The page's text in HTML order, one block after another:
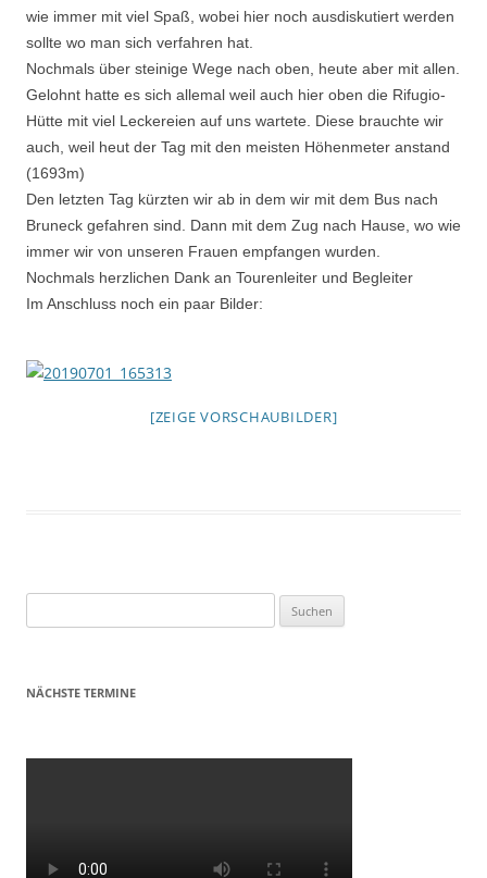
wie immer mit viel Spaß, wobei hier noch ausdiskutiert werden
sollte wo man sich verfahren hat.
Nochmals über steinige Wege nach oben, heute aber mit allen.
Gelohnt hatte es sich allemal weil auch hier oben die Rifugio-
Hütte mit viel Leckereien auf uns wartete. Diese brauchte wir
auch, weil heut der Tag mit den meisten Höhenmeter anstand
(1693m)
Den letzten Tag kürzten wir ab in dem wir mit dem Bus nach
Bruneck gefahren sind. Dann mit dem Zug nach Hause, wo wie
immer wir von unseren Frauen empfangen wurden.
Nochmals herzlichen Dank an Tourenleiter und Begleiter
Im Anschluss noch ein paar Bilder:
[ZEIGE VORSCHAUBILDER]
nach:
NÄCHSTE TERMINE